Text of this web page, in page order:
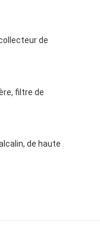
de
filtre de
de haute